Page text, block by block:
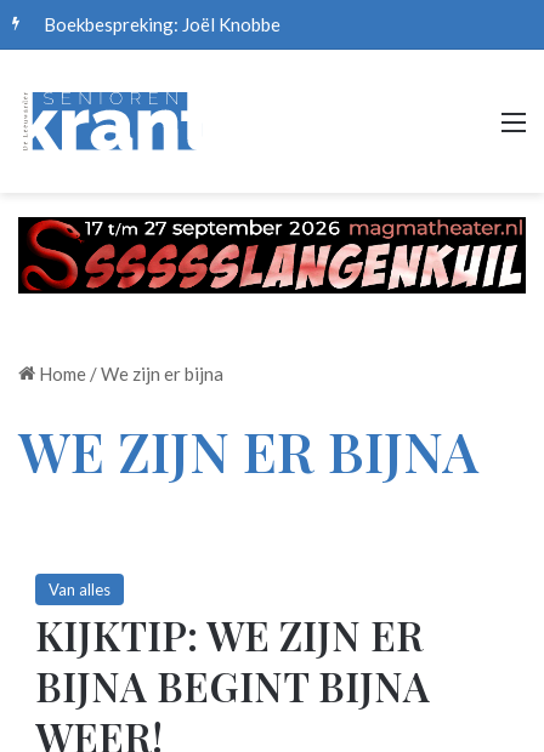
Boekbespreking: Joël Knobbe
Home /We zijn er bijna
WE ZIJN ER BIJNA
Van alles
KIJKTIP: WE ZIJN ER
BIJNA BEGINT BIJNA
WEER!